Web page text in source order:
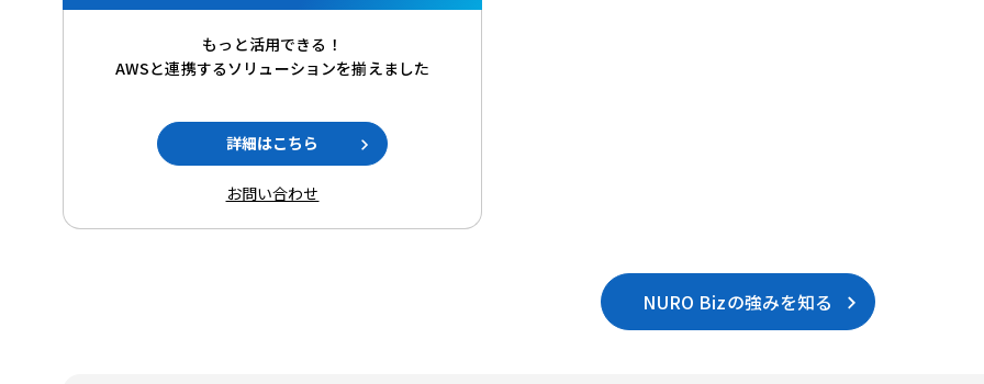
もっと活用できる！
AWSと連携するソリューションを揃えました
詳細はこちら
お問い合わせ
NURO Bizの強みを知る